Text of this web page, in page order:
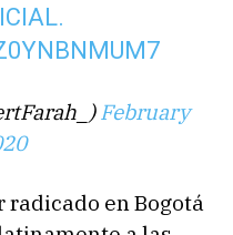
February
radicado en Bogotá